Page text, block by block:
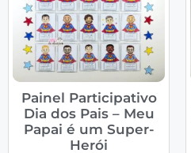
Painel Participativo
Dia dos Pais – Meu
Papai é um Super-
Herói